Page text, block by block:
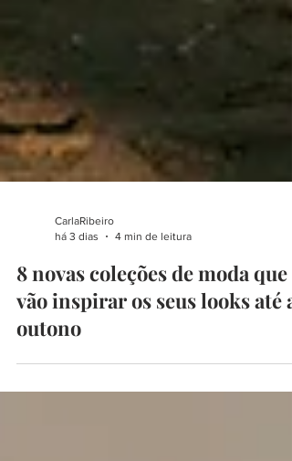
4 min de leitura
8 novas coleções de moda que
vão inspirar os seus looks até
outono